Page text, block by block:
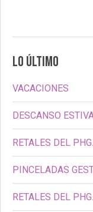
LO ÚLTIMO
VACACIONES
DESCANSO
RETALES DEL
PINCELADAS
RETALES DEL